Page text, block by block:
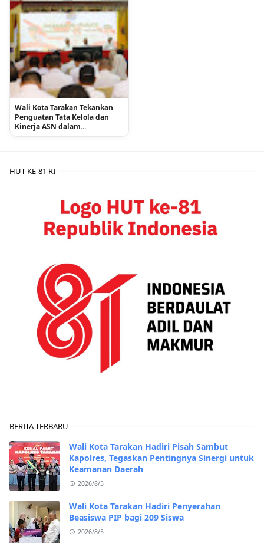
Wali Kota Tarakan Tekankan
Penguatan Tata Kelola dan
Kinerja ASN dalam...
HUT KE-81 RI
BERITA TERBARU
Wali Kota Tarakan Hadiri Pisah Sambut
Kapolres, Tegaskan Pentingnya Sinergi untuk
Keamanan Daerah
2026/8/5
Wali Kota Tarakan Hadiri Penyerahan
Beasiswa PIP bagi 209 Siswa
2026/8/5